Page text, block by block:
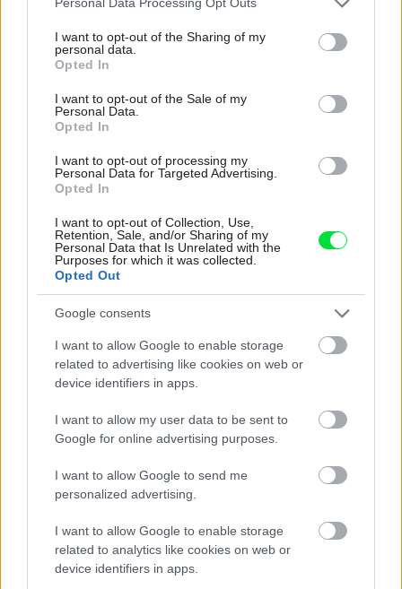
not limited to your visit or usage behaviour. You may click to
grant or deny consent to Google and its third-party tags to
use your data for below specified purposes in below Google
consent section.
I want to opt-out of the Sharing of my
personal data.
Opted In
I want to opt-out of the Sale of my
Personal Data.
Opted In
I want to opt-out of processing my
Personal Data for Targeted Advertising.
Opted In
I want to opt-out of Collection, Use,
Retention, Sale, and/or Sharing of my
Personal Data that Is Unrelated with the
Purposes for which it was collected.
Opted Out
Google consents
I want to allow Google to enable storage
related to advertising like cookies on web or
device identifiers in apps.
I want to allow my user data to be sent to
Google for online advertising purposes.
I want to allow Google to send me
personalized advertising.
I want to allow Google to enable storage
related to analytics like cookies on web or
device identifiers in apps.
Môj dom 07-08/2026
Mohlo by vás zaujímať